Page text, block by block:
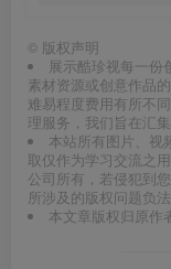
© 版权声明
展示酷珍视每一份
素材资源或创意作品
难易程度费用有所不
理服务，我们旨在汇
本站所有图片、视
取仅作为学习交流之
公司所有，若侵犯到
所涉及的版权问题负法
本文章版权归原作